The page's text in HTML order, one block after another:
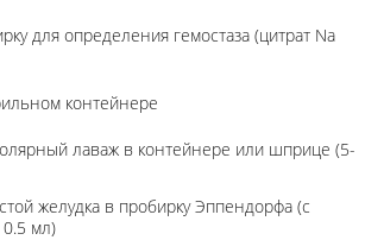
для определения гемостаза (цитрат Na
контейнере
лаваж в контейнере или шприце (5-
желудка в пробирку Эппендорфа (с
мл)